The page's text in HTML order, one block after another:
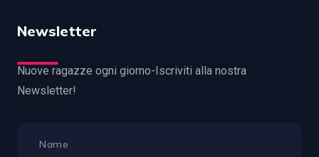
Newsletter
Nuove ragazze ogni giorno-Iscriviti alla nostra
Newsletter!